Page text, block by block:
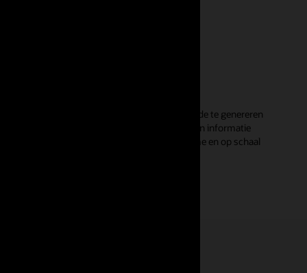
van Oracle helpt ondernemingen bedrijfswaarde te genereren
te gedijen in de belevingseconomie. Verbonden informatie
verbonden data, hyperpersonalisatie in realtime en op schaal